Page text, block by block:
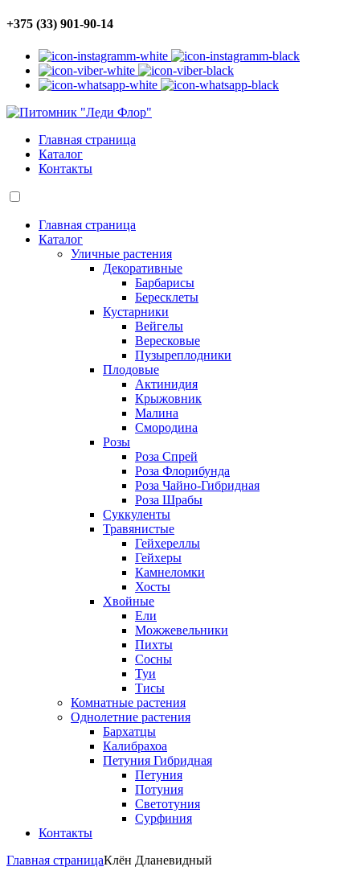
+375 (33) 901-90-14
Главная страница
Каталог
Контакты
Главная страница
Каталог
Уличные растения
Декоративные
Барбарисы
Бересклеты
Кустарники
Вейгелы
Вересковые
Пузыреплодники
Плодовые
Актинидия
Крыжовник
Малина
Смородина
Розы
Роза Спрей
Роза Флорибунда
Роза Чайно-Гибридная
Роза Шрабы
Суккуленты
Травянистые
Гейхереллы
Гейхеры
Камнеломки
Хосты
Хвойные
Ели
Можжевельники
Пихты
Сосны
Туи
Тисы
Комнатные растения
Однолетние растения
Бархатцы
Калибрахоа
Петуния Гибридная
Петуния
Потуния
Светотуния
Сурфиния
Контакты
Главная страницаКлён Дланевидный